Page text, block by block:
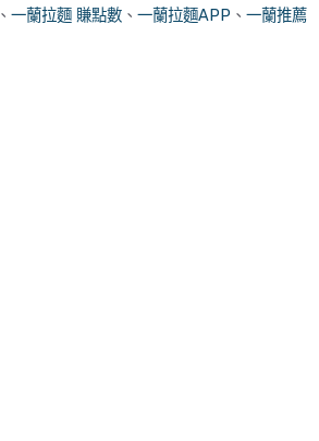
、一蘭拉麵 賺點數 、一蘭拉麵APP 、一蘭推薦